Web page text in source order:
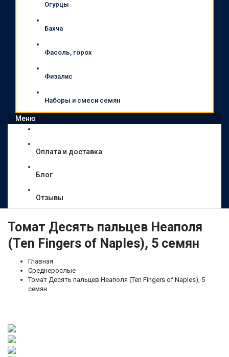
Огурцы
Бахча
Фасоль, горох
Физалис
Наборы и смеси семян
Меню
Оплата и доставка
Блог
Отзывы
Томат Десять пальцев Неаполя
(Ten Fingers of Naples), 5 семян
Главная
Среднерослые
Томат Десять пальцев Неаполя (Ten Fingers of Naples), 5
семян